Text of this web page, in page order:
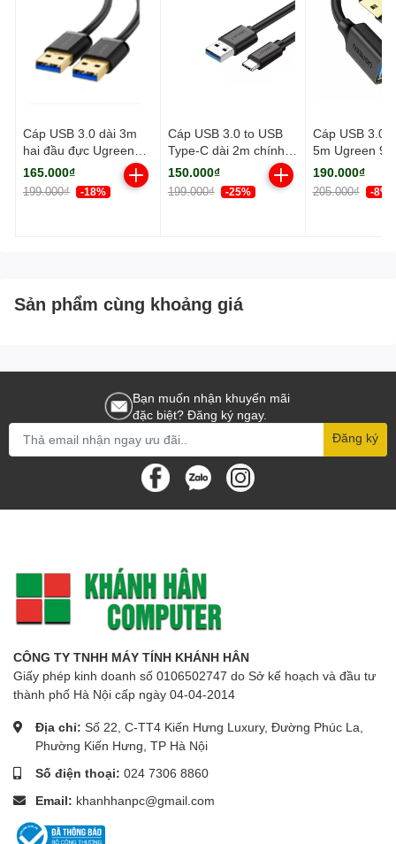
Cáp USB 3.0 dài 3m
hai đầu đực Ugreen
(90576)
165.000₫
199.000₫ -18%
Cáp USB 3.0 to USB
Type-C dài 2m chính
hãng Ugreen 20884
cao cấp
150.000₫
199.000₫ -25%
Cáp USB 3.0
5m Ugreen
190.000₫
205.000₫ -8%
Sản phẩm cùng khoảng giá
Bạn muốn nhận khuyến mãi
đặc biệt? Đăng ký ngay.
Đăng ký
CÔNG TY TNHH MÁY TÍNH KHÁNH HÂN
Giấy phép kinh doanh số 0106502747 do Sở kế hoạch và đầu tư
thành phố Hà Nội cấp ngày 04-04-2014
Địa chỉ: Số 22, C-TT4 Kiến Hưng Luxury, Đường Phúc La,
Phường Kiến Hưng, TP Hà Nội
Số điện thoại: 024 7306 8860
Email: khanhhanpc@gmail.com